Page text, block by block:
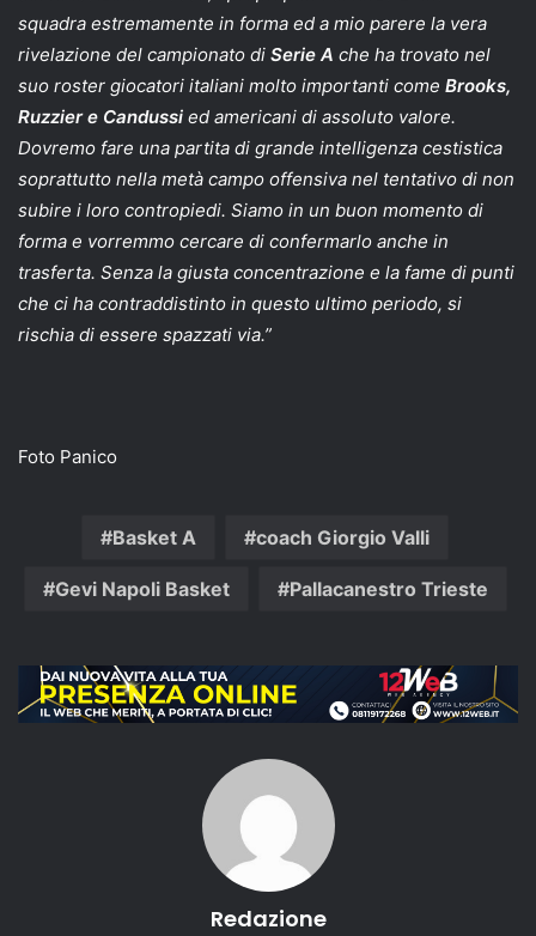
squadra estremamente in forma ed a mio parere la vera
rivelazione del campionato di Serie A che ha trovato nel
suo roster giocatori italiani molto importanti come Brooks,
Ruzzier e Candussi ed americani di assoluto valore.
Dovremo fare una partita di grande intelligenza cestistica
soprattutto nella metà campo offensiva nel tentativo di non
subire i loro contropiedi. Siamo in un buon momento di
forma e vorremmo cercare di confermarlo anche in
trasferta. Senza la giusta concentrazione e la fame di punti
che ci ha contraddistinto in questo ultimo periodo, si
rischia di essere spazzati via.”
Foto Panico
Basket A coach Giorgio Valli
Gevi Napoli Basket Pallacanestro Trieste
Redazione